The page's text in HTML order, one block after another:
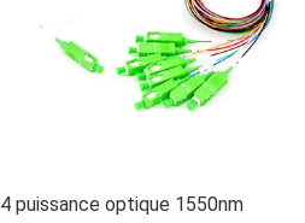
4 puissance optique 1550nm